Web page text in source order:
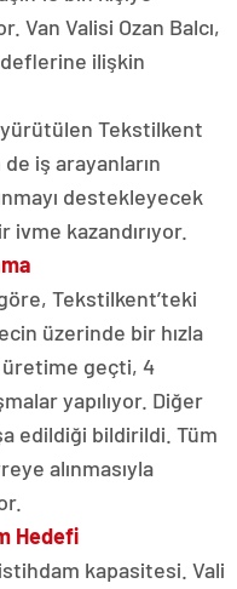
Van Valisi Ozan Balcı,
ilişkin
Tekstilkent
iş arayanların
destekleyecek
kazandırıyor.
göre, Tekstilkent’teki
üzerinde bir hızla
üretime geçti, 4
yapılıyor. Diğer
edildiği bildirildi. Tüm
alınmasıyla
Hedefi
kapasitesi. Vali